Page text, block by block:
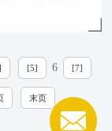
[5] 6 [7]
末页